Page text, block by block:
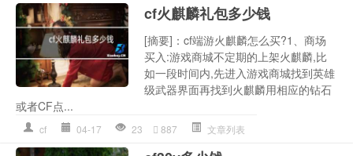
cf火麒麟礼包多少钱
[摘要]：cf端游火麒麟怎么买?1、商场
买入:游戏商城不定期的上架火麒麟,比
如一段时间内,先进入游戏商城找到英雄
级武器界面再找到火麒麟用相应的钻石
或者CF点...
cf 04-17 23 887 文章列表